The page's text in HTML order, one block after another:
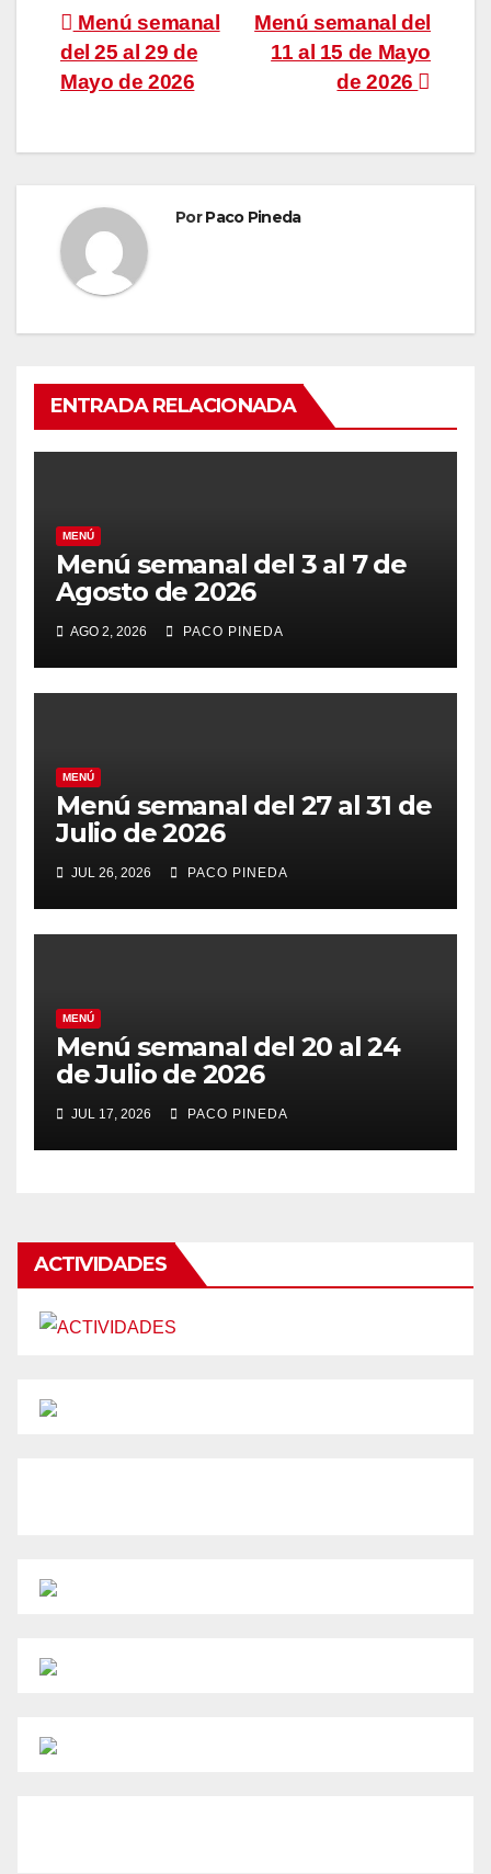
Navegación
de
Menú semanal del
11 al 15 de Mayo
de 2026
Menú semanal
del 25 al 29 de
Mayo de 2026
PorPaco Pineda
ENTRADA RELACIONADA
MENÚ
Menú semanal del 3 al 7 de
Agosto de 2026
AGO 2, 2026 PACO PINEDA
MENÚ
Menú semanal del 27 al 31 de
Julio de 2026
JUL 26, 2026 PACO PINEDA
MENÚ
Menú semanal del 20 al 24
de Julio de 2026
JUL 17, 2026 PACO PINEDA
ACTIVIDADES